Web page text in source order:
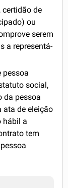
certidão de
ou
serem
a representá-
pessoa
social,
da pessoa
ata de eleição
hábil a
tem